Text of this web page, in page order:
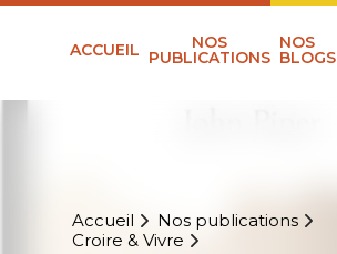
ACCUEIL NOS
PUBLICATIONS
NOS
BLOGS
Accueil
Nos publications
Croire & Vivre